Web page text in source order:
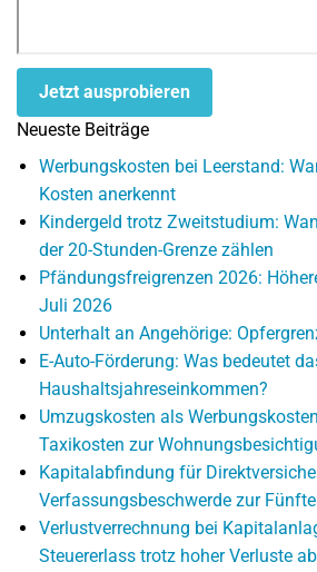
Jetzt ausprobieren
Neueste Beiträge
Werbungskosten bei Leerstand:
Kosten anerkennt
Kindergeld trotz Zweitstudium:
der 20-Stunden-Grenze zählen
Pfändungsfreigrenzen 2026:
Juli 2026
Unterhalt an Angehörige:
E-Auto-Förderung: Was bedeutet
Haushaltsjahreseinkommen?
Umzugskosten als
Taxikosten zur
Kapitalabfindung für
Verfassungsbeschwerde zur
Verlustverrechnung bei
Steuererlass trotz hoher Verluste ab